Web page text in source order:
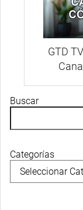
GTD
Buscar
Categorías